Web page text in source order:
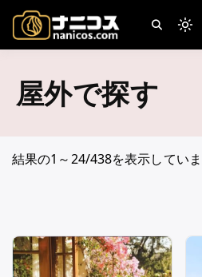
テ
ッ
ーさん
がつな
サイト
撮影場所・
レ撮影主催
屋外で探す
結果の1～24/438を表示してい